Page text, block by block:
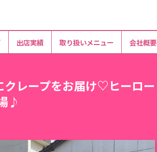
クレープをお届け♡ヒーロー
♪
出店実績 取り扱いメニュー 会社概要